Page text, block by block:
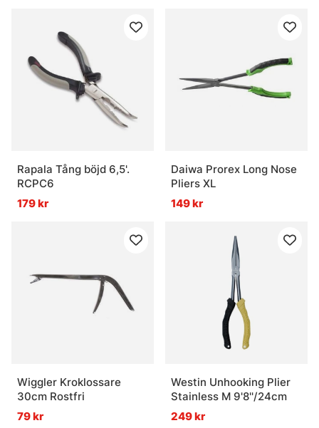
Rapala Tång böjd 6,5'.
RCPC6
179 kr
Daiwa Prorex Long Nose
Pliers XL
149 kr
Wiggler Kroklossare
30cm Rostfri
79 kr
Westin Unhooking Plier
Stainless M 9'8''/24cm
249 kr